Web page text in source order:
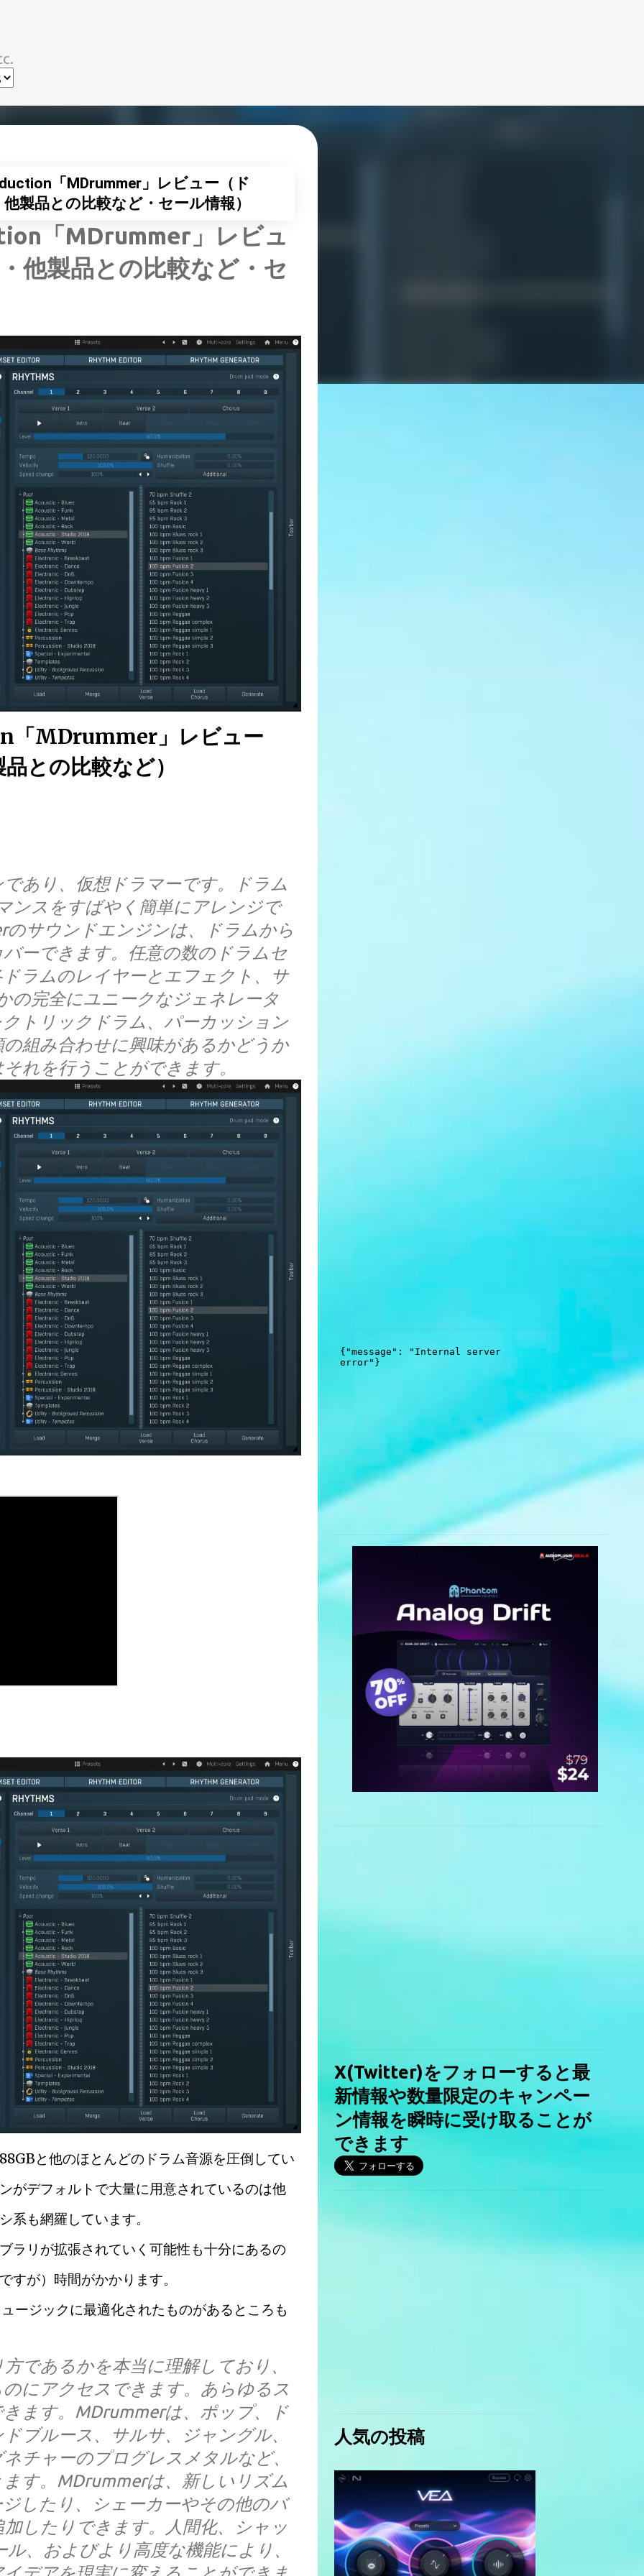
「MDrummer」レビュー（ド
製品との比較など・セール情報）
「MDrummer」レビュ
他製品との比較など・セ
「MDrummer」レビュー
との比較など）
あり、仮想ドラマーです。ドラム
ンスをすばやく簡単にアレンジで
サウンドエンジンは、ドラムから
ーできます。任意の数のドラムセ
ラムのレイヤーとエフェクト、サ
の完全にユニークなジェネレータ
トリックドラム、パーカッション
組み合わせに興味があるかどうか
れを行うことができます。
と他のほとんどのドラム音源を圧倒してい
がデフォルトで大量に用意されているのは他
系も網羅しています。
ラリが拡張されていく可能性も十分にあるの
すが）時間がかかります。
ージックに最適化されたものがあるところも
であるかを本当に理解しており、
にアクセスできます。あらゆるス
ます。MDrummerは、ポップ、ド
ブルース、サルサ、ジャングル、
チャーのプログレスメタルなど、
す。MDrummerは、新しいリズム
したり、シェーカーやその他のバ
したりできます。人間化、シャッ
、およびより高度な機能により、
X(Twitter)をフォローすると最
新情報や数量限定のキャンペー
ン情報を瞬時に受け取ることが
できます
人気の投稿